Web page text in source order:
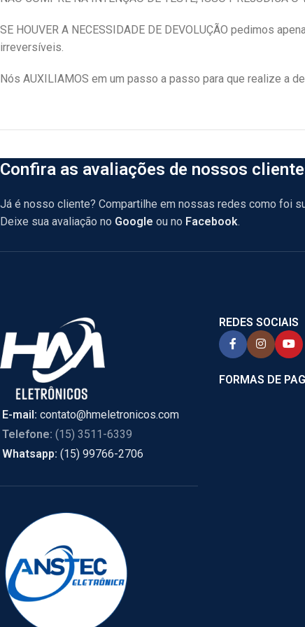
SE HOUVER A NECESSIDADE DE DEVOLUÇÃO pedimos
irreversíveis.
Nós AUXILIAMOS em um passo a passo para que realize a
Confira as avaliações de nossos
Já é nosso cliente? Compartilhe em nossas redes como foi
Deixe sua avaliação no Google ou no Facebook.
E-mail: contato@hmeletronicos.com
Telefone: (15) 3511-6339
Whatsapp: (15) 99766-2706
REDES SOCIAIS
FORMAS DE